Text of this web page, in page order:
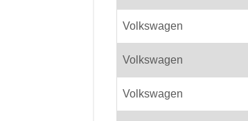
Volkswagen
Volkswagen
Volkswagen